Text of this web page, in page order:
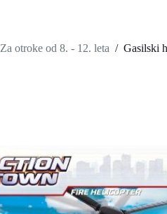
Za otroke od 8. - 12. leta / Gasilski